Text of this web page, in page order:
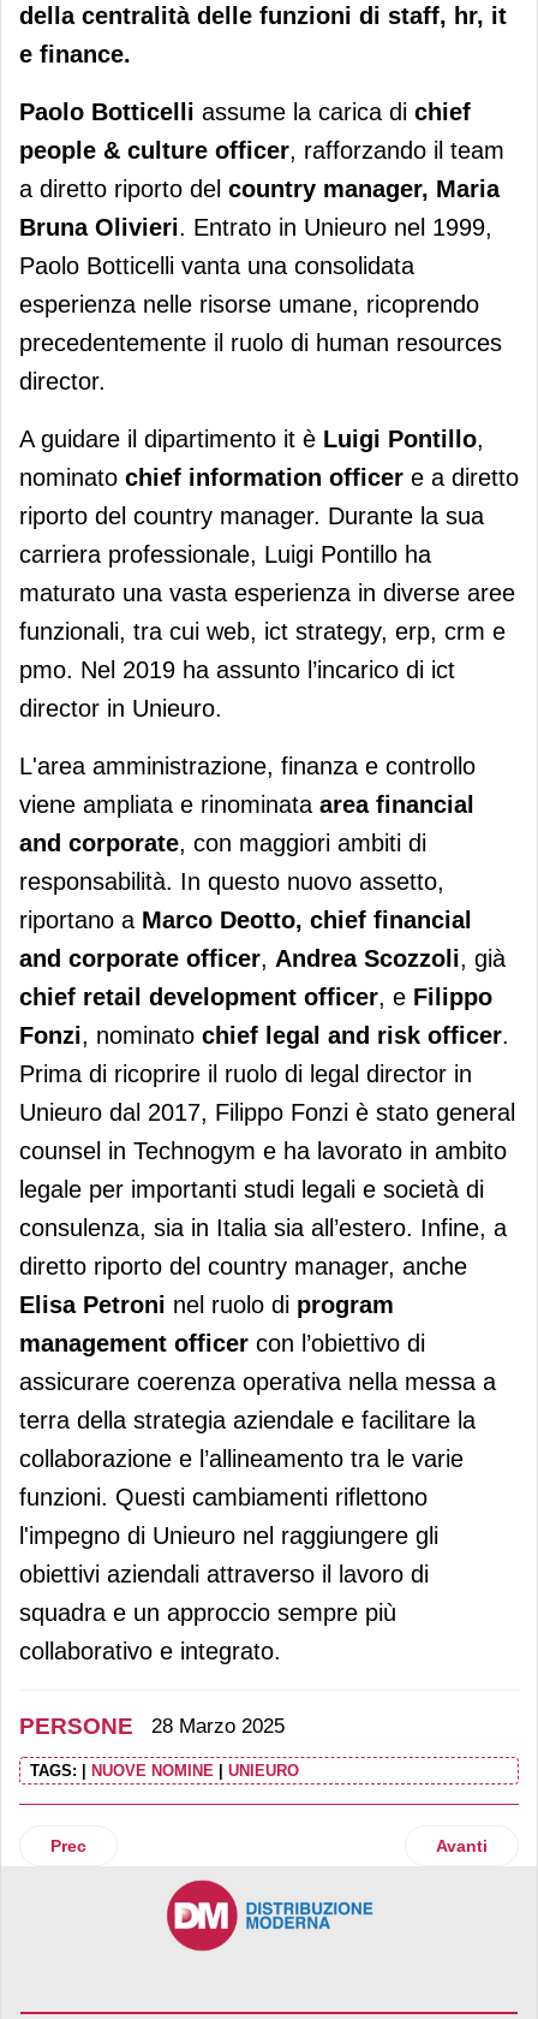
della centralità delle funzioni di staff, hr, it
e finance.
Paolo Botticelli assume la carica di chief
people & culture officer, rafforzando il team
a diretto riporto del country manager, Maria
Bruna Olivieri. Entrato in Unieuro nel 1999,
Paolo Botticelli vanta una consolidata
esperienza nelle risorse umane, ricoprendo
precedentemente il ruolo di human resources
director.
A guidare il dipartimento it è Luigi Pontillo,
nominato chief information officer e a diretto
riporto del country manager. Durante la sua
carriera professionale, Luigi Pontillo ha
maturato una vasta esperienza in diverse aree
funzionali, tra cui web, ict strategy, erp, crm e
pmo. Nel 2019 ha assunto l’incarico di ict
director in Unieuro.
L'area amministrazione, finanza e controllo
viene ampliata e rinominata area financial
and corporate, con maggiori ambiti di
responsabilità. In questo nuovo assetto,
riportano a Marco Deotto, chief financial
and corporate officer, Andrea Scozzoli, già
chief retail development officer, e Filippo
Fonzi, nominato chief legal and risk officer.
Prima di ricoprire il ruolo di legal director in
Unieuro dal 2017, Filippo Fonzi è stato general
counsel in Technogym e ha lavorato in ambito
legale per importanti studi legali e società di
consulenza, sia in Italia sia all’estero. Infine, a
diretto riporto del country manager, anche
Elisa Petroni nel ruolo di program
management officer con l’obiettivo di
assicurare coerenza operativa nella messa a
terra della strategia aziendale e facilitare la
collaborazione e l’allineamento tra le varie
funzioni. Questi cambiamenti riflettono
l'impegno di Unieuro nel raggiungere gli
obiettivi aziendali attraverso il lavoro di
squadra e un approccio sempre più
collaborativo e integrato.
PERSONE 28 Marzo 2025
TAGS: | NUOVE NOMINE | UNIEURO
Articolo precedente: Javier López diventa ad di Decathlon
Prec Articolo
Avanti